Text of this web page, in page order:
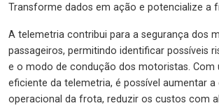
Transforme dados em ação e potencialize a
A telemetria contribui para a segurança dos
passageiros, permitindo identificar possíveis
e o modo de condução dos motoristas. Com
eficiente da telemetria, é possível aumentar a
operacional da frota, reduzir os custos com